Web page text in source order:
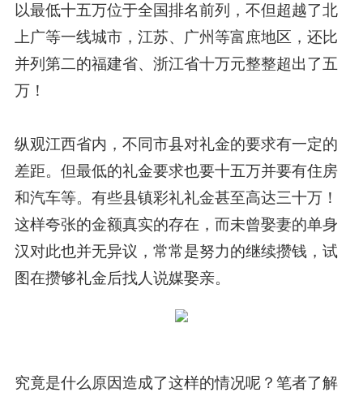
以最低十五万位于全国排名前列，不但超越了北
上广等一线城市，江苏、广州等富庶地区，还比
并列第二的福建省、浙江省十万元整整超出了五
万！
纵观江西省内，不同市县对礼金的要求有一定的
差距。但最低的礼金要求也要十五万并要有住房
和汽车等。有些县镇彩礼礼金甚至高达三十万！
这样夸张的金额真实的存在，而未曾娶妻的单身
汉对此也并无异议，常常是努力的继续攒钱，试
图在攒够礼金后找人说媒娶亲。
究竟是什么原因造成了这样的情况呢？笔者了解